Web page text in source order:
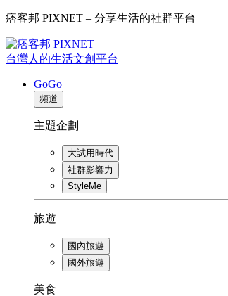
痞客邦 PIXNET – 分享生活的社群平台
台灣人的生活文創平台
GoGo+
頻道
主題企劃
大試用時代
社群影響力
StyleMe
旅遊
國內旅遊
國外旅遊
美食